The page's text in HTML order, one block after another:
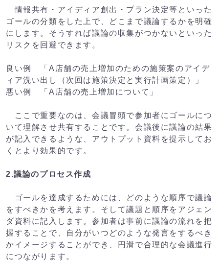
情報共有・アイディア創出・プラン決定等といった
ゴールの分類をした上で、どこまで議論するかを明確
にします。そうすれば議論の収集がつかないといった
リスクを回避できます。
良い例 「A店舗の売上増加のための施策案のアイデ
ィア洗い出し（次回は施策決定と実行計画策定）」
悪い例 「A店舗の売上増加について」
ここで重要なのは、会議冒頭で参加者にゴールにつ
いて理解させ共有することです。会議後に議論の結果
が記入できるような、アウトプット資料を提示してお
くとより効果的です。
2.議論のプロセス作成
ゴールを達成するためには、どのような順序で議論
をすべきかを考えます。そして議題と順序をアジェン
ダ資料に記入します。参加者は事前に議論の流れを把
握することで、自分がいつどのような発言をするべき
かイメージすることができ、円滑で合理的な会議進行
につながります。